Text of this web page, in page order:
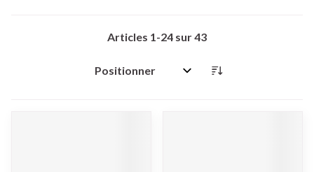
Articles 1-24 sur43
Trier par: